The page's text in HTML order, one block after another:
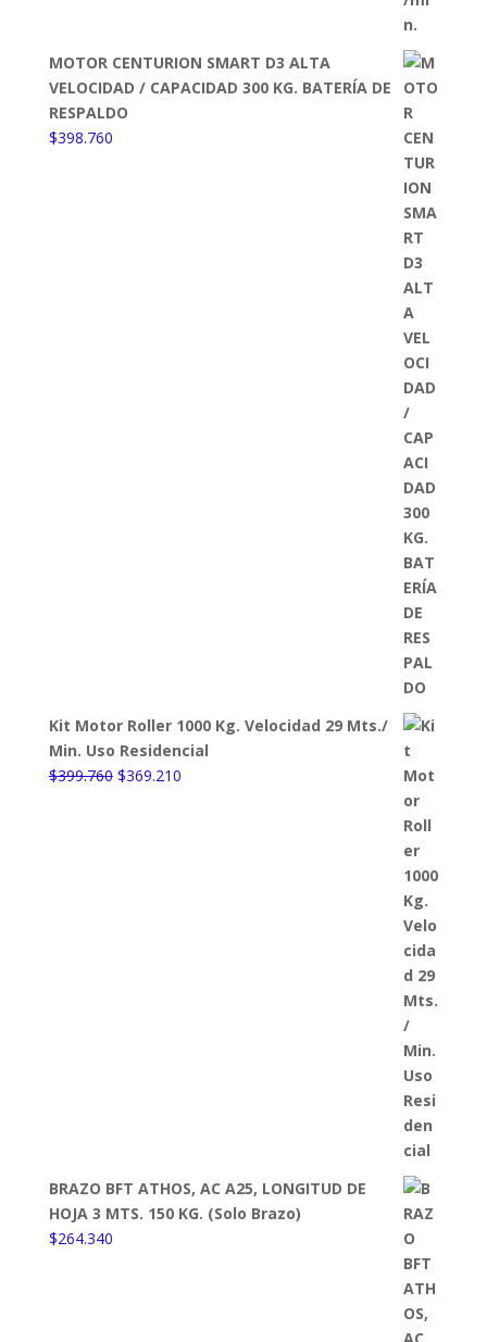
MOTOR CENTURION SMART D3 ALTA
VELOCIDAD / CAPACIDAD 300 KG. BATERÍA DE
RESPALDO
$398.760
Kit Motor Roller 1000 Kg. Velocidad 29 Mts./
Min. Uso Residencial
$399.760 El
$369.210El
BRAZO BFT ATHOS, AC A25, LONGITUD DE
HOJA 3 MTS. 150 KG. (Solo Brazo)
$264.340